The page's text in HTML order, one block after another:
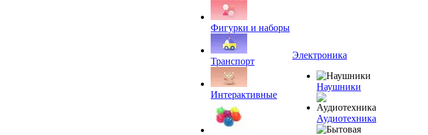
Фигурки и наборы
Транспорт
Интерактивные
Электроника
Наушники
Аудиотехника